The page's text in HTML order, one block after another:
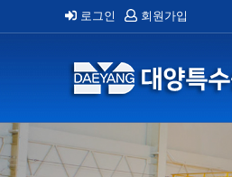
회원가입
로그인